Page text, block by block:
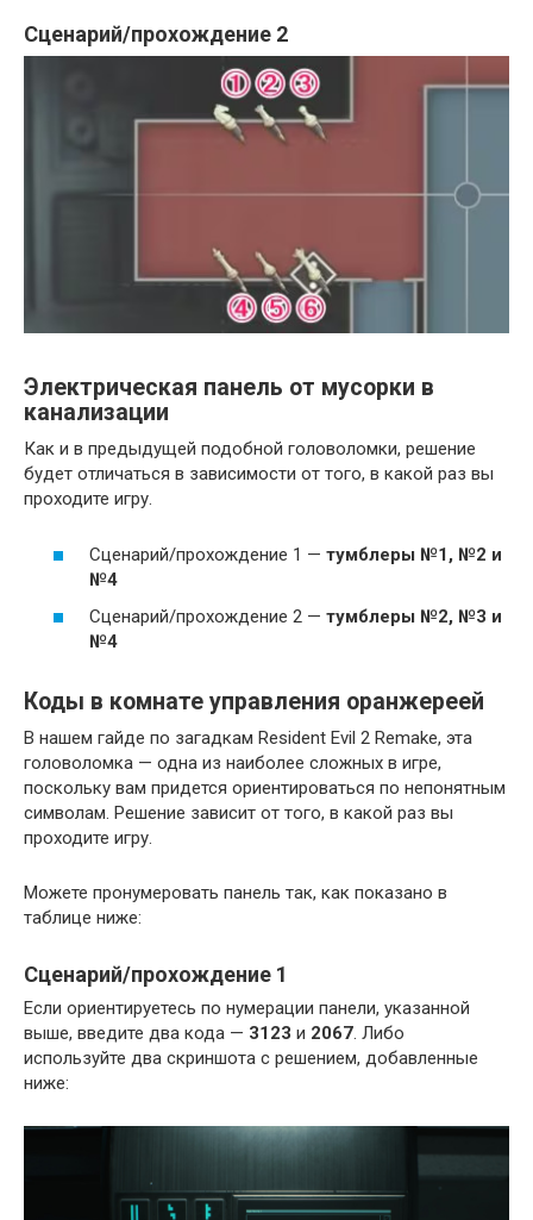
Сценарий/прохождение 2
Электрическая панель от мусорки в
канализации
Как и в предыдущей подобной головоломки, решение
будет отличаться в зависимости от того, в какой раз вы
проходите игру.
Сценарий/прохождение 1 — тумблеры №1, №2 и
№4
Сценарий/прохождение 2 — тумблеры №2, №3 и
№4
Коды в комнате управления оранжереей
В нашем гайде по загадкам Resident Evil 2 Remake, эта
головоломка — одна из наиболее сложных в игре,
поскольку вам придется ориентироваться по непонятным
символам. Решение зависит от того, в какой раз вы
проходите игру.
Можете пронумеровать панель так, как показано в
таблице ниже:
Сценарий/прохождение 1
Если ориентируетесь по нумерации панели, указанной
выше, введите два кода — 3123 и 2067. Либо
используйте два скриншота с решением, добавленные
ниже: